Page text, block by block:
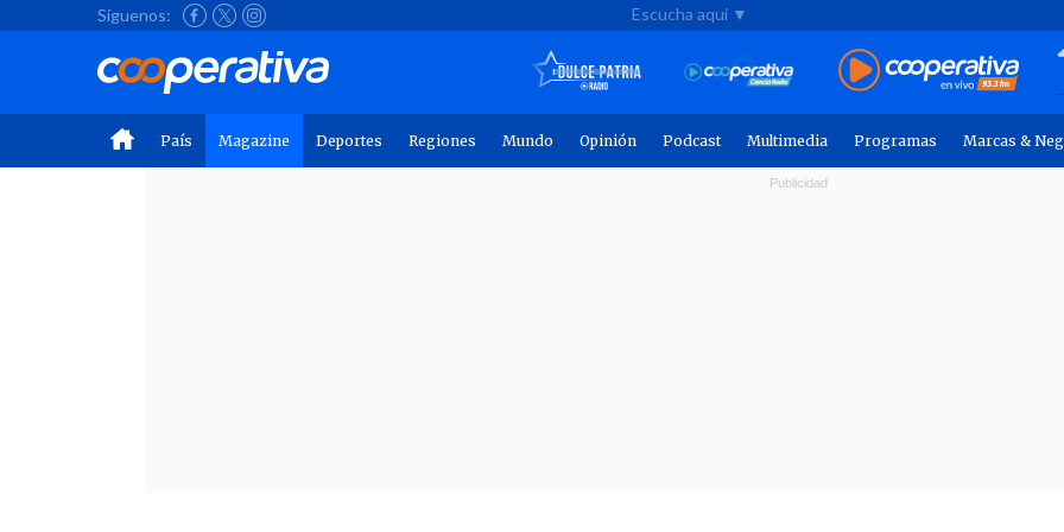
Síguenos: Escucha aquí ▼
País Magazine Deportes Regiones Mundo Opinión Podcast Multimedia Programas Marcas &